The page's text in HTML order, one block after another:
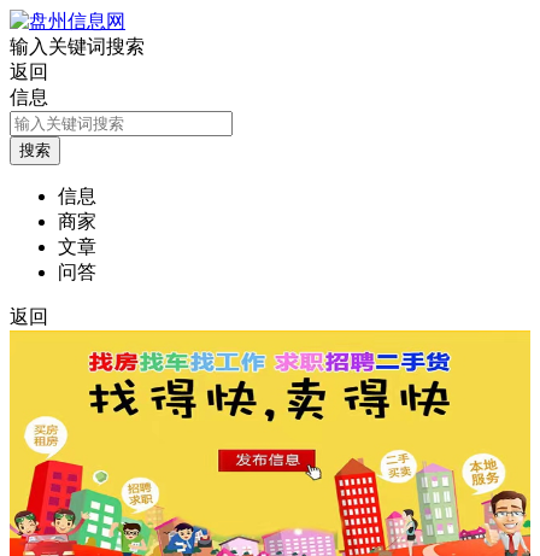
输入关键词搜索
返回
信息
信息
商家
文章
问答
返回